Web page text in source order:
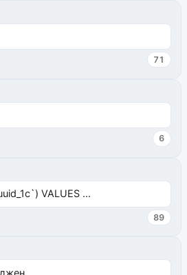
71
6
VALUES ...
89